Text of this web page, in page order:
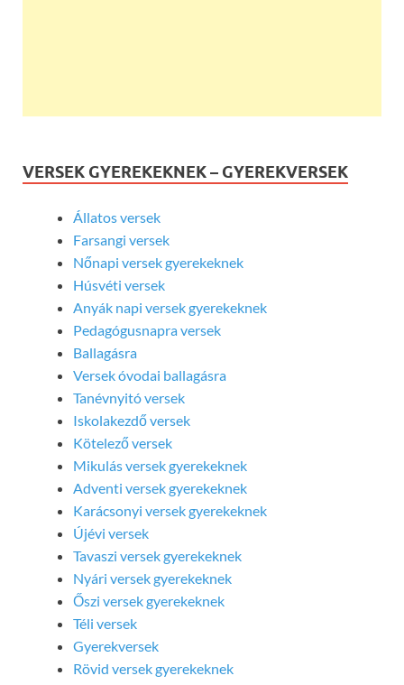
VERSEK GYEREKEKNEK – GYEREKVERSEK
Állatos versek
Farsangi versek
Nőnapi versek gyerekeknek
Húsvéti versek
Anyák napi versek gyerekeknek
Pedagógusnapra versek
Ballagásra
Versek óvodai ballagásra
Tanévnyitó versek
Iskolakezdő versek
Kötelező versek
Mikulás versek gyerekeknek
Adventi versek gyerekeknek
Karácsonyi versek gyerekeknek
Újévi versek
Tavaszi versek gyerekeknek
Nyári versek gyerekeknek
Őszi versek gyerekeknek
Téli versek
Gyerekversek
Rövid versek gyerekeknek